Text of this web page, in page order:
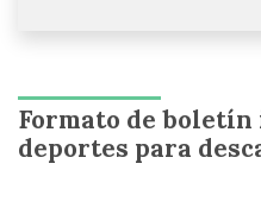
Formato de
deportes para